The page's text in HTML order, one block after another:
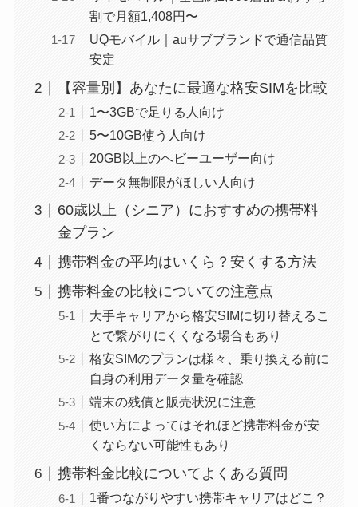
割で月額1,408円〜
UQモバイル｜auサブブランドで通信品質
安定
【容量別】あなたに最適な格安SIMを比較
1〜3GBで足りる人向け
5〜10GB使う人向け
20GB以上のヘビーユーザー向け
データ無制限がほしい人向け
60歳以上（シニア）におすすめの携帯料
金プラン
携帯料金の平均はいくら？安くする方法
携帯料金の比較についての注意点
大手キャリアから格安SIMに切り替えるこ
とで繋がりにくくなる場合もあり
格安SIMのプランは様々、乗り換える前に
自身の利用データ量を確認
端末の残債と販売状況に注意
使い方によってはそれほど携帯料金が安
くならない可能性もあり
携帯料金比較についてよくある質問
1番つながりやすい携帯キャリアはどこ？